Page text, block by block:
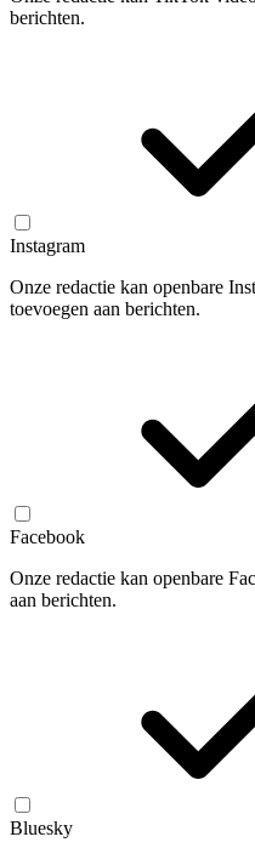
berichten.
Instagram
Onze redactie kan openbare
toevoegen aan berichten.
Facebook
Onze redactie kan openbare
aan berichten.
Bluesky